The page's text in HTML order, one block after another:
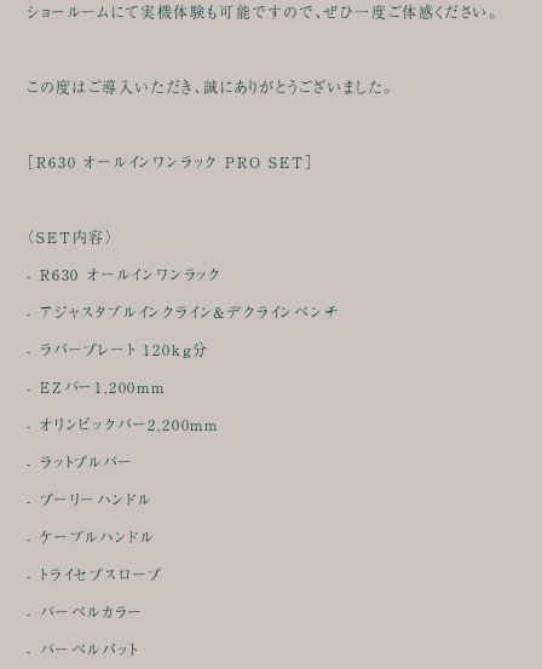
ショールームにて実機体験も可能ですので、ぜひ一度ご体感ください。
この度はご導入いただき、誠にありがとうございました。
［R630 オールインワンラック PRO SET］
〈SET内容〉
- R630 オールインワンラック
- アジャスタブルインクライン&デクラインベンチ
- ラバープレート 120kg分
- EZバー1,200mm
- オリンピックバー2,200mm
- ラットプルバー
- プーリーハンドル
- ケーブルハンドル
- トライセプスロープ
- バーベルカラー
- バーベルパット